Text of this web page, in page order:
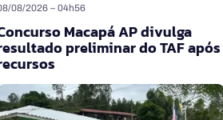
08/2026 – 04h56
Macapá AP divulga
preliminar do TAF após